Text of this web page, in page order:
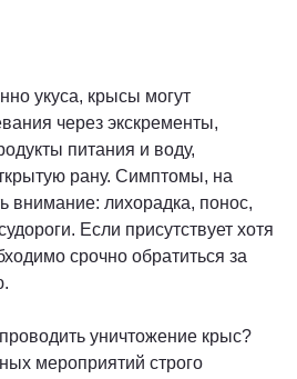
укуса, крысы могут
через экскременты,
питания и воду,
рану. Симптомы, на
внимание: лихорадка, понос,
Если присутствует хотя
срочно обратиться за
уничтожение крыс?
мероприятий строго